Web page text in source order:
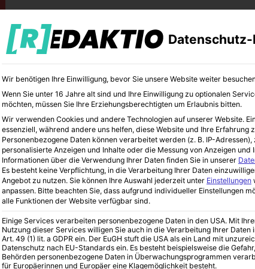
FAMILIEN-RATGEBER FAMILIENURLAUB KINDER-
Wir benötigen Ihre Einwilligung, bevor Sie unsere Website weiter
Wenn Sie unter 16 Jahre alt sind und Ihre Einwilligung zu optionalen
möchten, müssen Sie Ihre Erziehungsberechtigten um Erlaubnis bitten.
Wir verwenden Cookies und andere Technologien auf unserer Website.
essenziell, während andere uns helfen, diese Website und Ihre Erfahrung
Personenbezogene Daten können verarbeitet werden (z. B. IP-Adressen),
personalisierte Anzeigen und Inhalte oder die Messung von Anzeigen und
Informationen über die Verwendung Ihrer Daten finden Sie in unserer
Es besteht keine Verpflichtung, in die Verarbeitung Ihrer Daten
Angebot zu nutzen. Sie können Ihre Auswahl jederzeit unter Einstellungen
anpassen. Bitte beachten Sie, dass aufgrund individueller Einstellungen
alle Funktionen der Website verfügbar sind.
Einige Services verarbeiten personenbezogene Daten in den USA. Mit
Nutzung dieser Services willigen Sie auch in die Verarbeitung Ihrer Daten
Art. 49 (1) lit. a GDPR ein. Der EuGH stuft die USA als ein Land mit
Datenschutz nach EU-Standards ein. Es besteht beispielsweise die
Behörden personenbezogene Daten in Überwachungsprogrammen
für Europäerinnen und Europäer eine Klagemöglichkeit besteht.